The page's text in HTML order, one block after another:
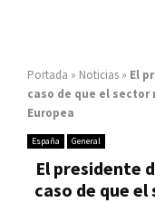
Portada » Noticias » El
caso de que el
Europea
España General
El presidente
caso de que